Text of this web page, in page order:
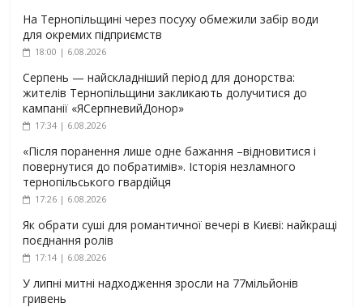
На Тернопільщині через посуху обмежили забір води
для окремих підприємств
18:00 | 6.08.2026
Серпень — найскладніший період для донорства:
жителів Тернопільщини закликають долучитися до
кампанії «ЯСерпневийДонор»
17:34 | 6.08.2026
«Після поранення лише одне бажання –відновитися і
повернутися до побратимів». Історія незламного
тернопільського гвардійця
17:26 | 6.08.2026
Як обрати суші для романтичної вечері в Києві: найкращі
поєднання ролів
17:14 | 6.08.2026
У липні митні надходження зросли на 77мільйонів
гривень